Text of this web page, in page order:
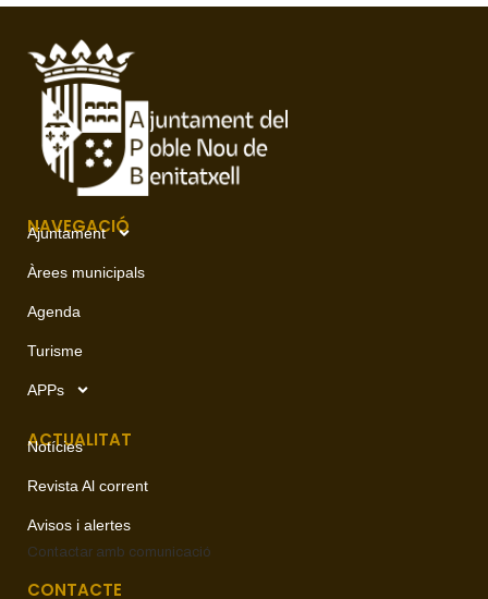
NAVEGACIÓ
Ajuntament
Àrees municipals
Agenda
Turisme
APPs
ACTUALITAT
Notícies
Revista Al corrent
Avisos i alertes
Contactar amb comunicació
CONTACTE